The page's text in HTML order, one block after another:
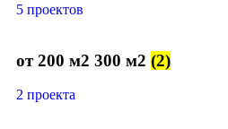
5 проектов
от 200 м2 300 м2 (2)
2 проекта